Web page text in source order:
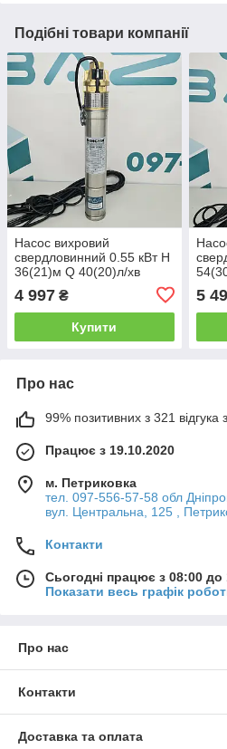
Подібні товари компанії
Насос вихровий
свердловинний 0.55 кВт H
36(21)м Q 40(20)л/хв
Ø75мм DONGYIN 3SKm75
(777301)
4 997 ₴
Купити
5
Про нас
99% позитивних з 321 відгука
Працює з 19.10.2020
м. Петриковка
тел. 097-556-57-58 обл
вул. Центральна, 125 ,
Контакти
Сьогодні працює з 08:00 до
Показати весь графік
Про нас
Контакти
Доставка та оплата